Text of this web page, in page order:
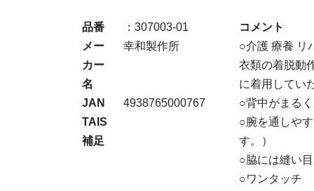
品番
：307003-01
メー
カー
名
幸和製作所
JAN
4938765000767
TAIS
補足
コメント
○介護 療養 リ
衣類の着脱動
に着用してい
○背中がまる
○腕を通しや
す。）
○脇には縫い
○ワンタッチ